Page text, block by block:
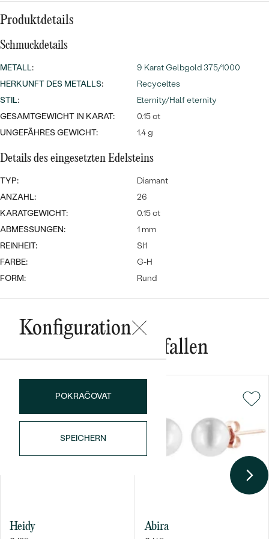
Wave Kollektion
ANSEHEN
NACH DER FORM
MASSGEFERTIGTER
Bestseller
ANSEHEN
Ohrrinnge
ANSEHEN
Personalisierte
Halsketten
ANSEHEN
Meistverkaufte
Ringe
ANSEHEN
Produktdetails
Schmuckdetails
METALL:
9 Karat Gelbgold 375/1000
HERKUNFT DES METALLS:
Recyceltes
STIL:
Eternity/Half eternity
GESAMTGEWICHT IN KARAT:
0.15 ct
UNGEFÄHRES GEWICHT:
1.4 g
Details des eingesetzten Edelsteins
TYP:
Diamant
ANZAHL:
26
KARATGEWICHT:
0.15 ct
ABMESSUNGEN:
1 mm
REINHEIT:
SI1
FARBE:
G-H
FORM:
Rund
Konfiguration
POKRAČOVAT
SPEICHERN
Das könnte Ihnen gefallen
Heidy Abira